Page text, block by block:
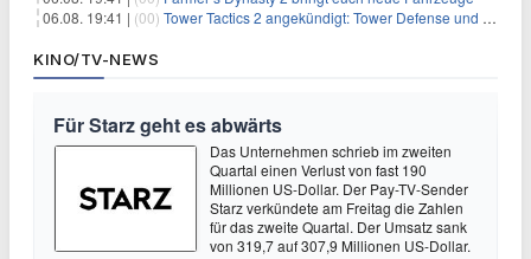
06.08. 19:41 | (00) Tower Tactics 2 angekündigt: Tower Defense und Deckbuilding Kombo kehrt zurück
KINO/TV-NEWS
Für Starz geht es abwärts
Das Unternehmen schrieb im zweiten
Quartal einen Verlust von fast 190
Millionen US-Dollar. Der Pay-TV-Sender
Starz verkündete am Freitag die Zahlen
für das zweite Quartal. Der Umsatz sank
von 319,7 auf 307,9 Millionen US-Dollar.